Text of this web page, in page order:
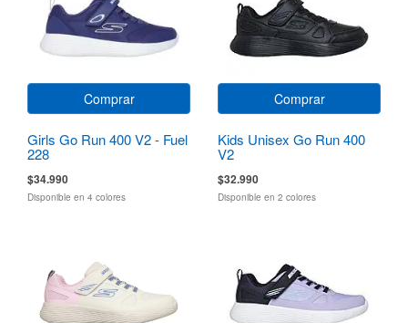
Comprar
Girls Go Run 400 V2 - Fuel
228
$34.990
Disponible en 4 colores
Comprar
Kids Unisex Go Run 400
V2
$32.990
Disponible en 2 colores